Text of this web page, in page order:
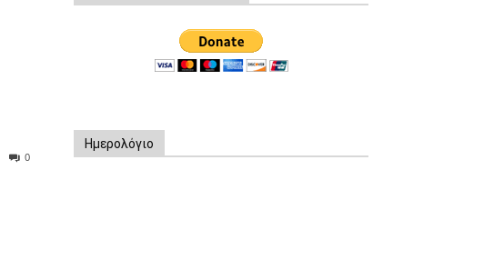
0
Ημερολόγιο